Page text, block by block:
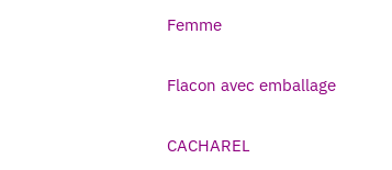
Femme
Flacon avec emballage
CACHAREL